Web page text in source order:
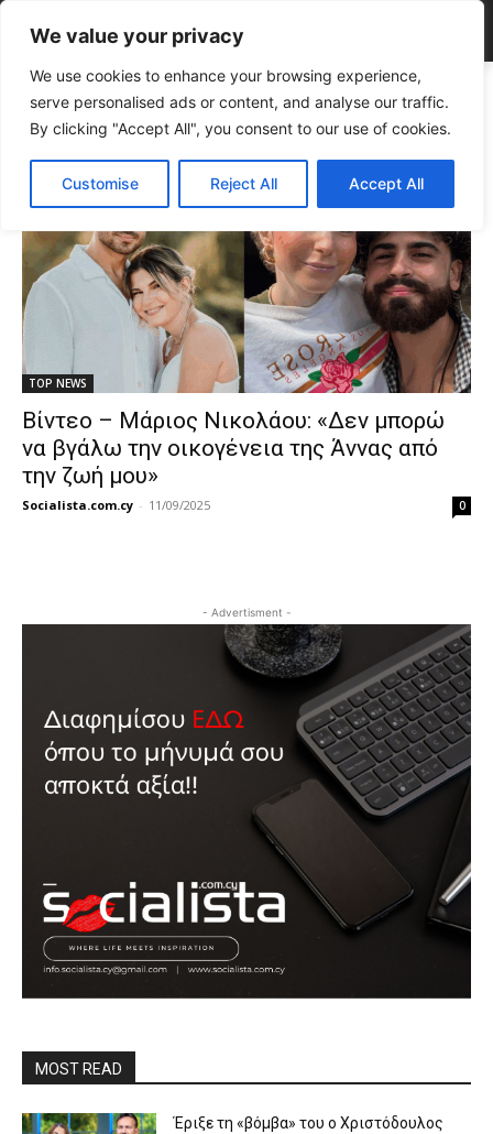
We value your privacy
We use cookies to enhance your browsing experience,
serve personalised ads or content, and analyse our traffic.
By clicking "Accept All", you consent to our use of cookies.
Customise Reject All Accept All
Tags αιμοδοσία Άννα Σάλιαρου
Tag:αιμοδοσία Άννα Σάλιαρου
TOP NEWS
Βίντεο – Μάριος Νικολάου: «Δεν μπορώ
να βγάλω την οικογένεια της Άννας από
την ζωή μου»
Socialista.com.cy - 11/09/2025 0
- Advertisment -
MOST READ
Έριξε τη «βόμβα» του ο Χριστόδουλος